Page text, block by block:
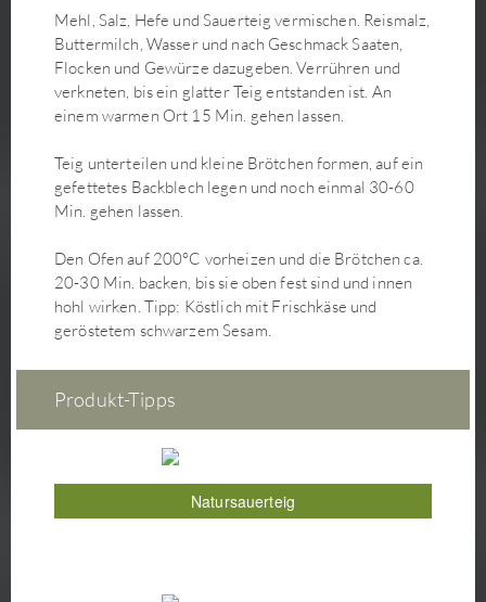
Kohlsäckchen mit Soja-Hack, Shiitake, Dulse und
Buchweizen-Teriyaki-Füllung auf Kürbis-Paprika-
Cremesauce
Kokos-Currysuppe mit Süßkartoffeln, Blumenkohl und
Glasnudeln
Kokosmilchreis mit Mango und karamelliger Kokossauce
Koreanische Glasnudelpfanne Japchae
Korokke– japanische Kroketten
Kürbis-Brioche
Kürbis-Flammkuchen mit Grünkohl-Lauch-Salat
Lauchgemüse mit veganer Sauce Bèarnaise
Lebkuchen
Linsenbraten mit Pflaumen
Maiskölbchen-Frites
Maki Sushi
Mehl, Salz, Hefe und Sauerteig vermischen. Reismalz,
Buttermilch, Wasser und nach Geschmack Saaten,
Flocken und Gewürze dazugeben. Verrühren und
verkneten, bis ein glatter Teig entstanden ist. An
einem warmen Ort 15 Min. gehen lassen.
Teig unterteilen und kleine Brötchen formen, auf ein
gefettetes Backblech legen und noch einmal 30-60
Min. gehen lassen.
Den Ofen auf 200°C vorheizen und die Brötchen ca.
20-30 Min. backen, bis sie oben fest sind und innen
hohl wirken. Tipp: Köstlich mit Frischkäse und
geröstetem schwarzem Sesam.
Produkt-Tipps
Natursauerteig